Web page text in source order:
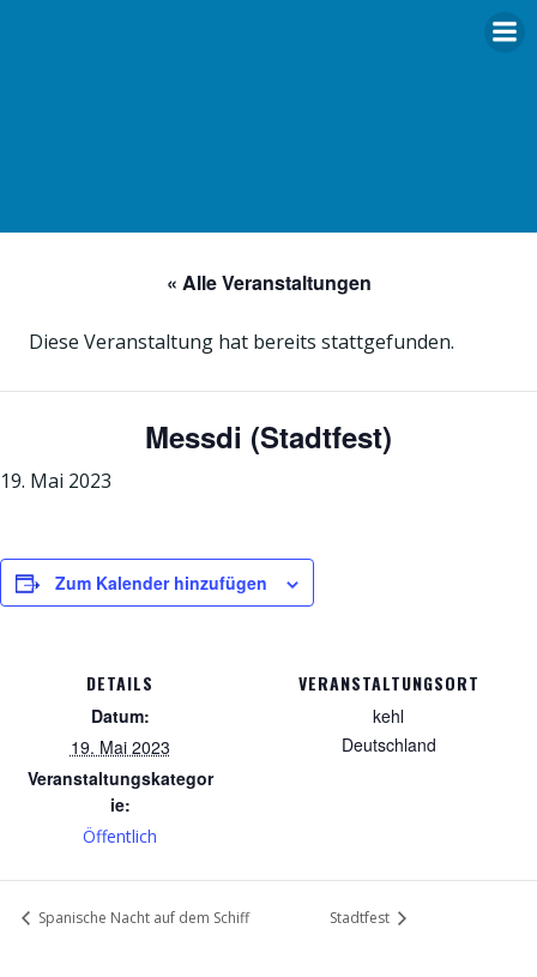
« Alle Veranstaltungen
Diese Veranstaltung hat bereits stattgefunden.
Messdi (Stadtfest)
19. Mai 2023
Zum Kalender hinzufügen
DETAILS
Datum:
19. Mai 2023
Veranstaltungskategor
ie:
Öffentlich
VERANSTALTUNGSORT
kehl
Deutschland
Spanische Nacht auf dem Schiff Stadtfest